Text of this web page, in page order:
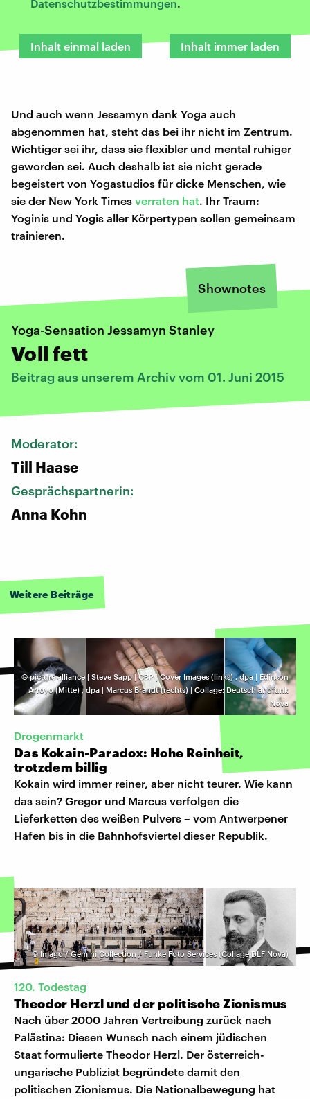
Datenschutzbestimmungen.
Inhalt einmal laden Inhalt immer laden
Und auch wenn Jessamyn dank Yoga auch
abgenommen hat, steht das bei ihr nicht im Zentrum.
Wichtiger sei ihr, dass sie flexibler und mental ruhiger
geworden sei. Auch deshalb ist sie nicht gerade
begeistert von Yogastudios für dicke Menschen, wie
sie der New York Times verraten hat. Ihr Traum:
Yoginis und Yogis aller Körpertypen sollen gemeinsam
trainieren.
Shownotes
Yoga-Sensation Jessamyn Stanley
Voll fett
Beitrag aus unserem Archiv vom 01. Juni 2015
Moderator:
Till Haase
Gesprächspartnerin:
Anna Kohn
Weitere Beiträge
©picture alliance | Steve Sapp | CBP | Cover Images (links),dpa | Edinson
Arroyo (Mitte) , dpa | Marcus Brandt (rechts) | Collage: Deutschlandfunk
Nova
Drogenmarkt
Das Kokain-Paradox: Hohe Reinheit,
trotzdem billig
Kokain wird immer reiner, aber nicht teurer. Wie kann
das sein? Gregor und Marcus verfolgen die
Lieferketten des weißen Pulvers – vom Antwerpener
Hafen bis in die Bahnhofsviertel dieser Republik.
©Imago / Gemini Collection / Funke Foto Services (Collage DLF Nova)
120. Todestag
Theodor Herzl und der politische Zionismus
Nach über 2000 Jahren Vertreibung zurück nach
Palästina: Diesen Wunsch nach einem jüdischen
Staat formulierte Theodor Herzl. Der österreich-
ungarische Publizist begründete damit den
politischen Zionismus. Die Nationalbewegung hat